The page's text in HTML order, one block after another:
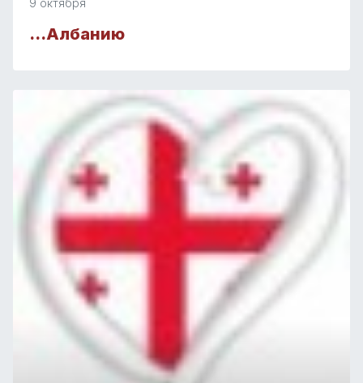
9 октября
…Албанию